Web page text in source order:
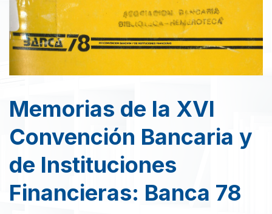
Memorias de la XVI
Convención Bancaria y
de Instituciones
Financieras: Banca 78